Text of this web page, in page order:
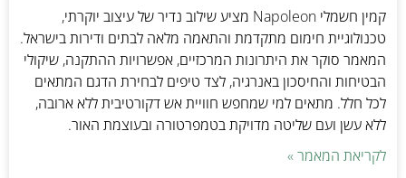
קמין חשמלי Napoleon מציע שילוב נדיר של עיצוב יוקרתי,
טכנולוגיית חימום מתקדמת והתאמה מלאה לבתים ודירות בישראל.
המאמר סוקר את היתרונות המרכזיים, אפשרויות ההתקנה, שיקולי
הבטיחות והחיסכון באנרגיה, לצד טיפים לבחירת הדגם המתאים
לכל חלל. מתאים למי שמחפש חוויית אש דקורטיבית ללא ארובה,
ללא עשן ועם שליטה מדויקת בטמפרטורה ובעוצמת האור.
לקריאת המאמר »